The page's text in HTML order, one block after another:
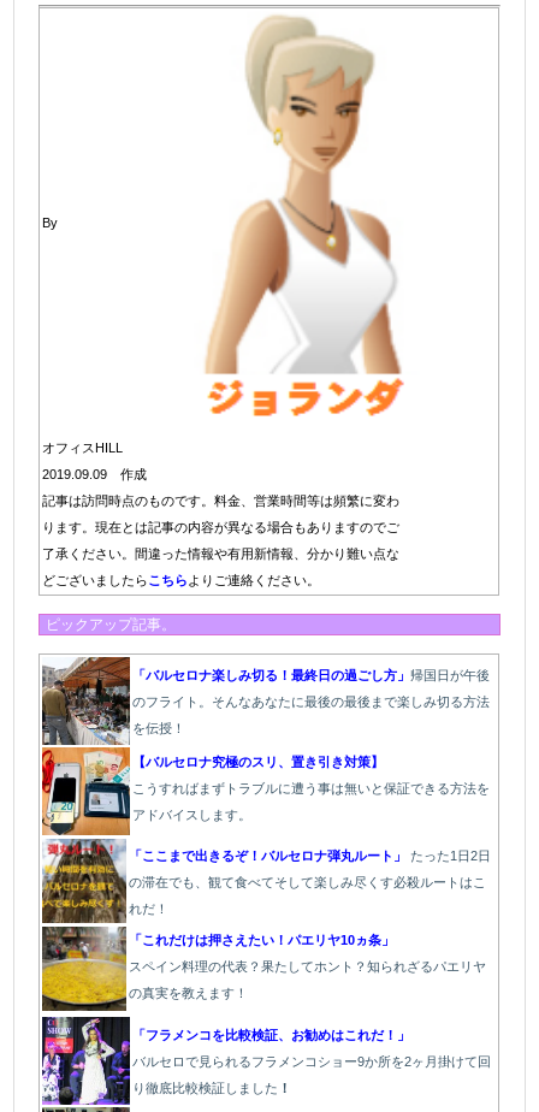
By
オフィスHILL
2019.09.09 作成
記事は訪問時点のものです。料金、営業時間等は頻繁に変わ
ります。現在とは記事の内容が異なる場合もありますのでご
了承ください。間違った情報や有用新情報、分かり難い点な
どございましたらこちら よりご連絡ください。
ピックアップ記事。
「バルセロナ楽しみ切る！最終日の過ごし方」帰国日が午後
のフライト。そんなあなたに最後の最後まで楽しみ切る方法
を伝授！
【バルセロナ究極のスリ、置き引き対策】
こうすればまずトラブルに遭う事は無いと保証できる方法を
アドバイスします。
「ここまで出きるぞ！バルセロナ弾丸ルート」 たった1 日2日
の滞在でも、観て食べてそして楽しみ尽くす必殺ルートはこ
れだ！
「これだけは押さえたい！パエリヤ10ヵ条」
スペイン料理の代表？果たしてホント？知られざるパエリヤ
の真実を教えます！
「フラメンコを比較検証、お勧めはこれだ！」
バルセロで見られるフラメンコショー9か所を2ヶ月掛けて回
り徹底比較検証しました ！